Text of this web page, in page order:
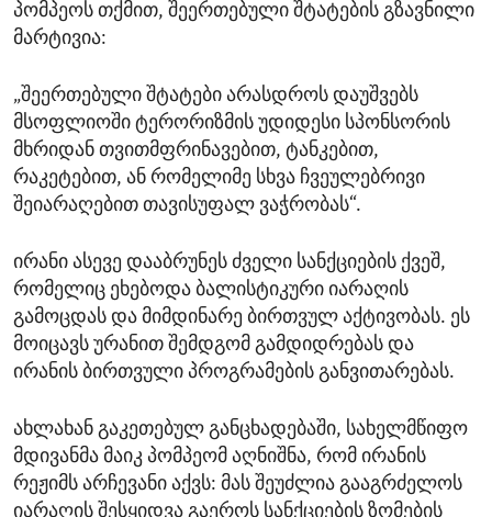
პომპეოს თქმით, შეერთებული შტატების გზავნილი
მარტივია:
„შეერთებული შტატები არასდროს დაუშვებს
მსოფლიოში ტერორიზმის უდიდესი სპონსორის
მხრიდან თვითმფრინავებით, ტანკებით,
რაკეტებით, ან რომელიმე სხვა ჩვეულებრივი
შეიარაღებით თავისუფალ ვაჭრობას“.
ირანი ასევე დააბრუნეს ძველი სანქციების ქვეშ,
რომელიც ეხებოდა ბალისტიკური იარაღის
გამოცდას და მიმდინარე ბირთვულ აქტივობას. ეს
მოიცავს ურანით შემდგომ გამდიდრებას და
ირანის ბირთვული პროგრამების განვითარებას.
ახლახან გაკეთებულ განცხადებაში, სახელმწიფო
მდივანმა მაიკ პომპეომ აღნიშნა, რომ ირანის
რეჟიმს არჩევანი აქვს: მას შეუძლია გააგრძელოს
იარაღის შესყიდვა გაეროს სანქციების ზომების